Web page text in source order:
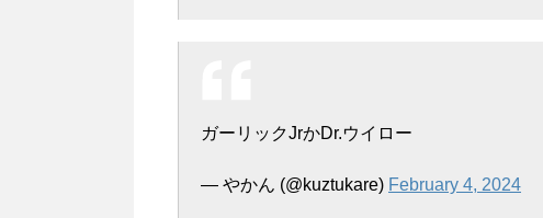
ガーリックJrかDr.ウイロー
— やかん (@kuztukare) February 4, 2024